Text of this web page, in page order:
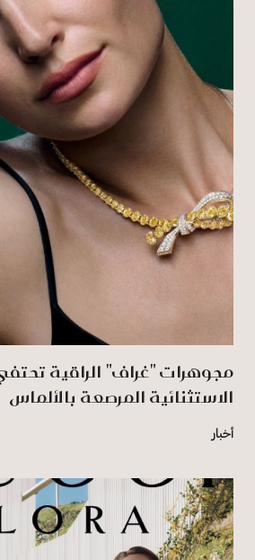
مجوهرات "غراف" الراقية تحتفي
الاستثنائية المرصعة بالألماس
أخبار